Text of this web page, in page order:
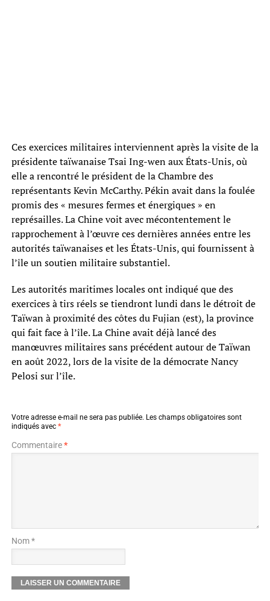
Ces exercices militaires interviennent après la visite de la
présidente taïwanaise Tsai Ing-wen aux États-Unis, où
elle a rencontré le président de la Chambre des
représentants Kevin McCarthy. Pékin avait dans la foulée
promis des « mesures fermes et énergiques » en
représailles. La Chine voit avec mécontentement le
rapprochement à l’œuvre ces dernières années entre les
autorités taïwanaises et les États-Unis, qui fournissent à
l’île un soutien militaire substantiel.
Les autorités maritimes locales ont indiqué que des
exercices à tirs réels se tiendront lundi dans le détroit de
Taïwan à proximité des côtes du Fujian (est), la province
qui fait face à l’île. La Chine avait déjà lancé des
manœuvres militaires sans précédent autour de Taïwan
en août 2022, lors de la visite de la démocrate Nancy
Pelosi sur l’île.
Votre adresse e-mail ne sera pas publiée. Les champs obligatoires sont
indiqués avec *
Commentaire*
Nom *